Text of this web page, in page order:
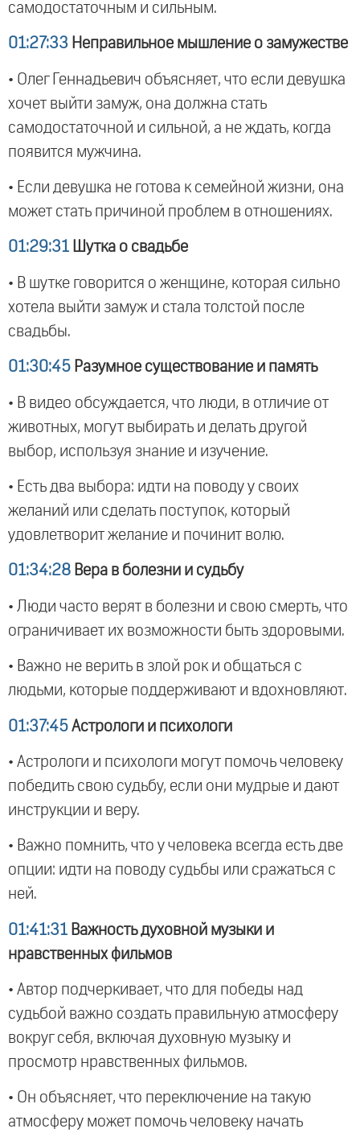
самодостаточным и сильным.
01:27:33 Неправильное мышление о замужестве
• Олег Геннадьевич объясняет, что если девушка
хочет выйти замуж, она должна стать
самодостаточной и сильной, а не ждать, когда
появится мужчина.
• Если девушка не готова к семейной жизни, она
может стать причиной проблем в отношениях.
01:29:31 Шутка о свадьбе
• В шутке говорится о женщине, которая сильно
хотела выйти замуж и стала толстой после
свадьбы.
01:30:45 Разумное существование и память
• В видео обсуждается, что люди, в отличие от
животных, могут выбирать и делать другой
выбор, используя знание и изучение.
• Есть два выбора: идти на поводу у своих
желаний или сделать поступок, который
удовлетворит желание и починит волю.
01:34:28 Вера в болезни и судьбу
• Люди часто верят в болезни и свою смерть, что
ограничивает их возможности быть здоровыми.
• Важно не верить в злой рок и общаться с
людьми, которые поддерживают и вдохновляют.
01:37:45 Астрологи и психологи
• Астрологи и психологи могут помочь человеку
победить свою судьбу, если они мудрые и дают
инструкции и веру.
• Важно помнить, что у человека всегда есть две
опции: идти на поводу судьбы или сражаться с
ней.
01:41:31 Важность духовной музыки и
нравственных фильмов
• Автор подчеркивает, что для победы над
судьбой важно создать правильную атмосферу
вокруг себя, включая духовную музыку и
просмотр нравственных фильмов.
• Он объясняет, что переключение на такую
атмосферу может помочь человеку начать